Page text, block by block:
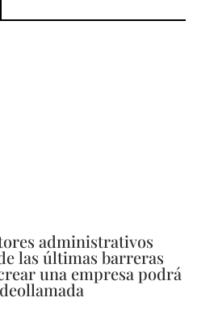
administrativos
las últimas barreras
una empresa podrá